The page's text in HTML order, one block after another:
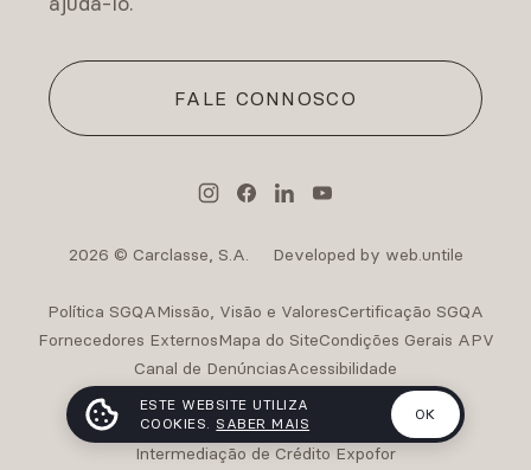
FALE CONNOSCO
2026 © Carclasse, S.A. Developed by web.untile
Política SGQAMissão, Visão e ValoresCertificação SGQA
Fornecedores ExternosMapa do SiteCondições Gerais APV
Canal de DenúnciasAcessibilidade
Intermediação de Crédito Carclasse
Intermediação de Crédito Carclasse II
Intermediação de Crédito Expofor
ESTE WEBSITE UTILIZA
COOKIES. SABER MAIS
OK